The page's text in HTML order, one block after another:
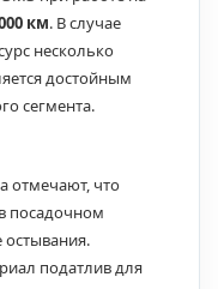
км. В случае
несколько
достойным
сегмента.
отмечают, что
посадочном
остывания.
податлив для